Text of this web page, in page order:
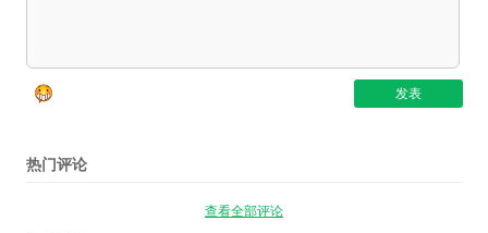
热门评论
查看全部评论